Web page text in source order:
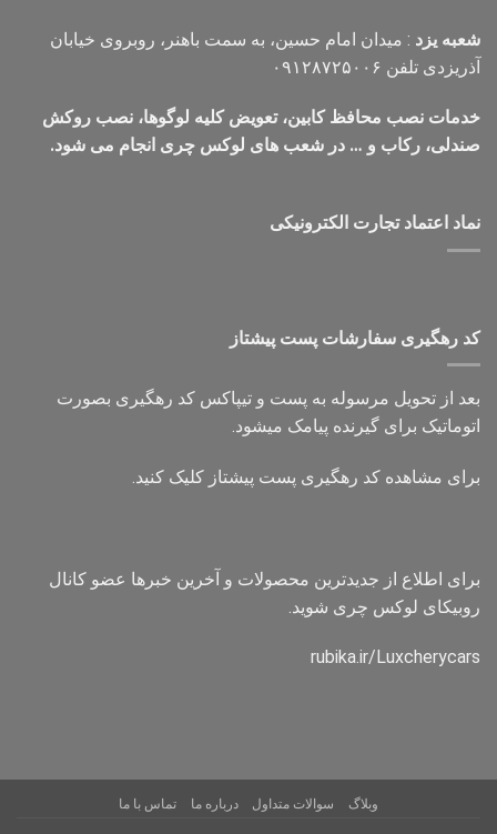
شعبه یزد : میدان امام حسین، به سمت باهنر، روبروی خیابان
آذریزدی تلفن ۰۹۱۲۸۷۲۵۰۰۶
خدمات نصب محافظ کابین، تعویض کلیه لوگوها، نصب روکش
صندلی، رکاب و … در شعب های لوکس چری انجام می شود.
نماد اعتماد تجارت الكترونیكی
کد رهگیری سفارشات پست پیشتاز
بعد از تحویل مرسوله به پست و تیپاکس کد رهگیری بصورت
اتوماتیک برای گیرنده پیامک میشود.
برای مشاهده کد رهگیری پست پیشتاز کلیک کنید.
برای اطلاع از جدیدترین محصولات و آخرین خبرها عضو کانال
روبیکای لوکس چری شوید.
rubika.ir/Luxcherycars
وبلاگ سوالات متداول درباره ما تماس با ما